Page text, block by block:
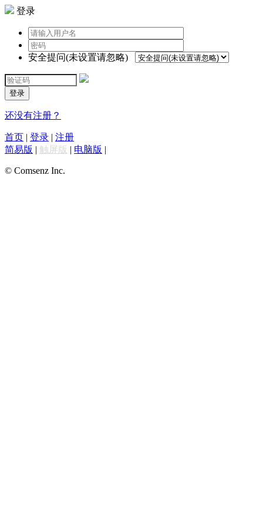
登录
安全提问(未设置请忽略)
登录
还没有注册？
首页 | 登录 | 注册
简易版 | 触屏版 | 电脑版 |
© Comsenz Inc.